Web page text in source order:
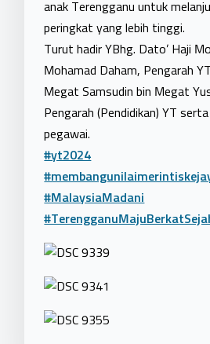
anak Terengganu untuk
peringkat yang lebih tinggi.
Turut hadir YBhg. Dato’ Haji
Mohamad Daham, Pengarah
Megat Samsudin bin Megat
Pengarah (Pendidikan) YT
pegawai.
#yt2024
#MalaysiaMadani